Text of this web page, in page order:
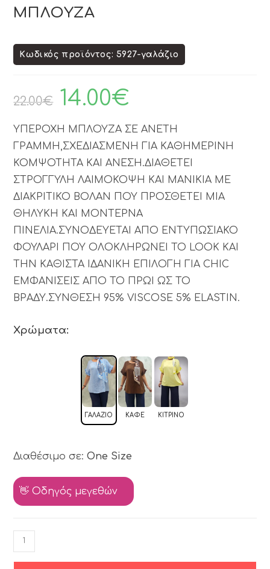
ΜΠΛΟΥΖΑ
Κωδικός προϊόντος: 5927-γαλάζιο
22.00€ 14.00€
ΥΠΕΡΟΧΗ ΜΠΛΟΥΖΑ ΣΕ ΑΝΕΤΗ
ΓΡΑΜΜΗ,ΣΧΕΔΙΑΣΜΕΝΗ ΓΙΑ ΚΑΘΗΜΕΡΙΝΗ
ΚΟΜΨΟΤΗΤΑ ΚΑΙ ΑΝΕΣΗ.ΔΙΑΘΕΤΕΙ
ΣΤΡΟΓΓΥΛΗ ΛΑΙΜΟΚΟΨΗ ΚΑΙ ΜΑΝΙΚΙΑ ΜΕ
ΔΙΑΚΡΙΤΙΚΟ ΒΟΛΑΝ ΠΟΥ ΠΡΟΣΘΕΤΕΙ ΜΙΑ
ΘΗΛΥΚΗ ΚΑΙ ΜΟΝΤΕΡΝΑ
ΠΙΝΕΛΙΑ.ΣΥΝΟΔΕΥΕΤΑΙ ΑΠΟ ΕΝΤΥΠΩΣΙΑΚΟ
ΦΟΥΛΑΡΙ ΠΟΥ ΟΛΟΚΛΗΡΩΝΕΙ ΤΟ LOOK ΚΑΙ
ΤΗΝ ΚΑΘΙΣΤΑ ΙΔΑΝΙΚΗ ΕΠΙΛΟΓΗ ΓΙΑ CHIC
ΕΜΦΑΝΙΣΕΙΣ ΑΠΟ ΤΟ ΠΡΩΙ ΩΣ ΤΟ
ΒΡΑΔΥ.ΣΥΝΘΕΣΗ 95% VISCOSE 5% ELASTIN.
Χρώματα:
ΓΑΛΆΖΙΟ ΚΑΦΈ ΚΊΤΡΙΝΟ
Διαθέσιμο σε:One Size
👋 Οδηγός μεγεθών